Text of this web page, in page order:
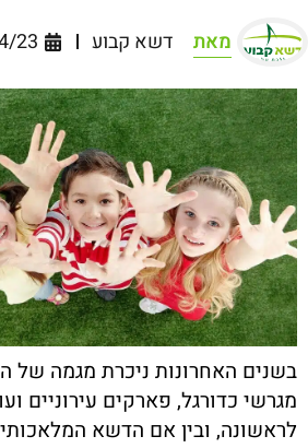
מאת דשא קבוע 23
בשנים האחרונות ניכרת מגמה של
מגרשי כדורגל, פארקים עירוניים
לראשונה, ובין אם הדשא